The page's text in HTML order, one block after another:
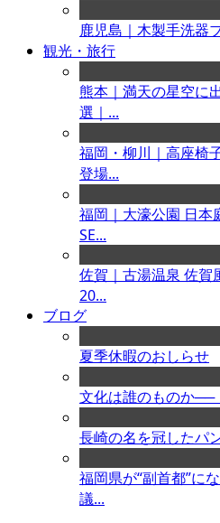
鹿児島｜木製手洗器
観光・旅行
熊本｜満天の星空に
選｜...
福岡・柳川｜高座椅
登場...
福岡｜大濠公園 日本
SE...
佐賀｜古湯温泉 佐賀
20...
ブログ
夏季休暇のおしらせ
文化は誰のものか──
長崎の名を冠したパ
福岡県が“副首都”に
議...